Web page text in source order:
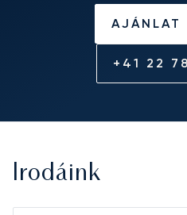
AJÁNLAT
+41 22
Irodáink